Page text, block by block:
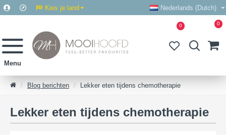
Kies je land Nederlands (Dutch)
0 0
Blog berichten Lekker eten tijdens chemotherapie
Lekker eten tijdens chemotherapie